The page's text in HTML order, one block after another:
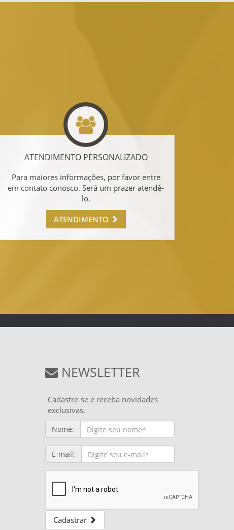
ATENDIMENTO PERSONALIZADO
Para maiores informações, por favor entre
em contato conosco. Será um prazer atendê-
lo.
ATENDIMENTO
NEWSLETTER
Cadastre-se e receba novidades
exclusivas.
Nome:
E-mail:
Cadastrar